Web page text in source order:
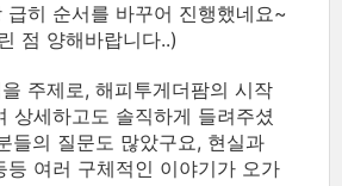
급히 순서를 바꾸어 진행했네요~
점 양해바랍니다..)
주제로, 해피투게더팜의 시작
상세하고도 솔직하게 들려주셨
들의 질문도 많았구요, 현실과
등 여러 구체적인 이야기가 오가